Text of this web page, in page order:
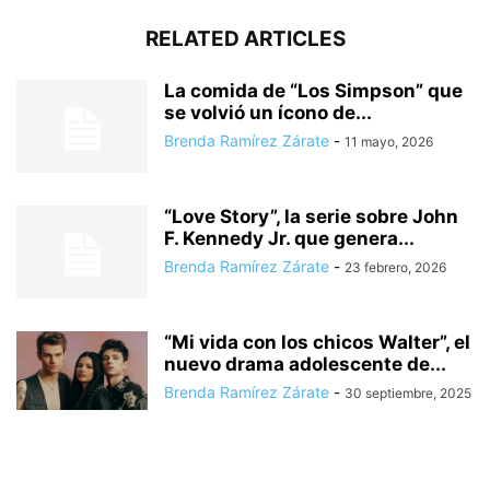
RELATED ARTICLES
La comida de “Los Simpson” que
se volvió un ícono de...
Brenda Ramírez Zárate - 11 mayo, 2026
“Love Story”, la serie sobre John
F. Kennedy Jr. que genera...
Brenda Ramírez Zárate - 23 febrero, 2026
“Mi vida con los chicos Walter”, el
nuevo drama adolescente de...
Brenda Ramírez Zárate - 30 septiembre, 2025